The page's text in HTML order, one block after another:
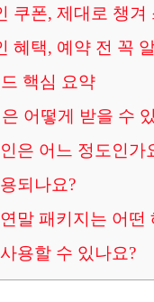
쿠폰, 제대로 챙겨
혜택, 예약 전 꼭
핵심 요약
어떻게 받을 수
은 어느 정도인가
되나요?
말 패키지는 어떤
용할 수 있나요?